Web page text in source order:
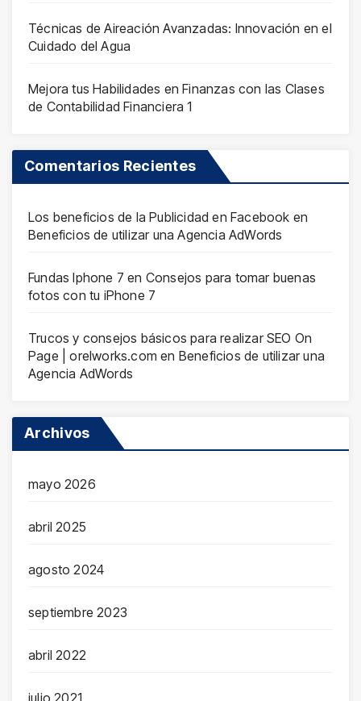
Técnicas de Aireación Avanzadas: Innovación en el
Cuidado del Agua
Mejora tus Habilidades en Finanzas con las Clases
de Contabilidad Financiera 1
Comentarios Recientes
Los beneficios de la Publicidad en Facebook en
Beneficios de utilizar una Agencia AdWords
Fundas Iphone 7 en Consejos para tomar buenas
fotos con tu iPhone 7
Trucos y consejos básicos para realizar SEO On
Page | orelworks.com en Beneficios de utilizar una
Agencia AdWords
Archivos
mayo 2026
abril 2025
agosto 2024
septiembre 2023
abril 2022
julio 2021